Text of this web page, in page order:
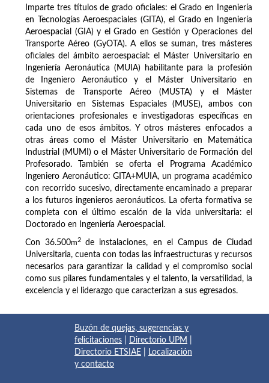
Imparte tres títulos de grado oficiales: el Grado en Ingeniería
en Tecnologías Aeroespaciales (GITA), el Grado en Ingeniería
Aeroespacial (GIA) y el Grado en Gestión y Operaciones del
Transporte Aéreo (GyOTA). A ellos se suman, tres másteres
oficiales del ámbito aeroespacial: el Máster Universitario en
Ingeniería Aeronáutica (MUIA) habilitante para la profesión
de Ingeniero Aeronáutico y el Máster Universitario en
Sistemas de Transporte Aéreo (MUSTA) y el Máster
Universitario en Sistemas Espaciales (MUSE), ambos con
orientaciones profesionales e investigadoras específicas en
cada uno de esos ámbitos. Y otros másteres enfocados a
otras áreas como el Máster Universitario en Matemática
Industrial (MUMI) o el Máster Universitario de Formación del
Profesorado. También se oferta el Programa Académico
Ingeniero Aeronáutico: GITA+MUIA, un programa académico
con recorrido sucesivo, directamente encaminado a preparar
a los futuros ingenieros aeronáuticos. La oferta formativa se
completa con el último escalón de la vida universitaria: el
Doctorado en Ingeniería Aeroespacial.
Con 36.500m2
de instalaciones, en el Campus de Ciudad
Universitaria, cuenta con todas las infraestructuras y recursos
necesarios para garantizar la calidad y el compromiso social
como sus pilares fundamentales y el talento, la versatilidad, la
excelencia y el liderazgo que caracterizan a sus egresados.
Buzón de quejas, sugerencias y
felicitaciones
Directorio UPM
Directorio ETSIAE
Localización
y contacto